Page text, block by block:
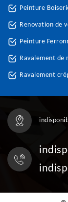
Peinture
Renovation de
Peinture
Ravalement de
Ravalement